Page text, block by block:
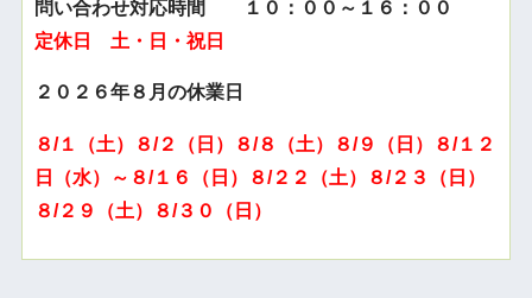
問い合わせ対応時間 １０：００～１６：００
定休日 土・日・祝日
２０２６年８月の休業日
８/１（土）８/２（日）８/８（土）８/９（日）８/１２
日（水）～８/１６（日）８/２２（土）８/２３（日）
８/２９（土）８/３０（日）